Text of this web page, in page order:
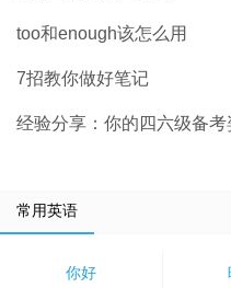
too和enough该怎么用
7招教你做好笔记
经验分享：你的四六级备考
常用英语
你好